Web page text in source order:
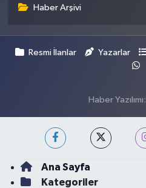
Haber Arşivi
Resmi İlanlar Yazarlar
Haber Yazılımı:
Ana Sayfa
Kategoriler